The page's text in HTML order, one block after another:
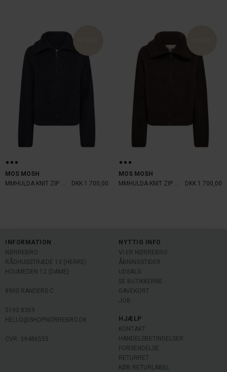
MOS MOSH
MMHULDA KNIT ZIP CARDIGAN NAVY
DKK 1.700,00
MOS MOSH
MMHULDA KNIT ZIP CARDIGAN DELICOSO
DKK 1.700,00
INFORMATION
NØRREBRO
RÅDHUSSTRÆDE 13 (HERRE)
HOUMEDEN 12 (DAME)
8900 RANDERS C
5193 8369
HELLO@SHOPNORREBRO.DK
CVR: 39486555
NYTTIG INFO
VI ER NØRREBRO
ÅBNINGSTIDER
UDSALG
SE BUTIKKERNE
GAVEKORT
JOB
HJÆLP
KONTAKT
HANDELSBETINGELSER
FORSENDELSE
RETURRET
KØB RETURLABEL